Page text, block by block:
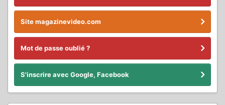
Site magazinevideo.com
Mot de passe oublié ?
S'inscrire avec Google, Facebook